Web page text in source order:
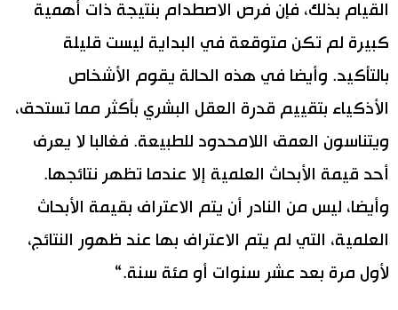
القيام بذلك، فإن فرص الاصطدام بنتيجة ذات أهمية
كبيرة لم تكن متوقعة في البداية ليست قليلة
بالتأكيد. وأيضا في هذه الحالة يقوم الأشخاص
الأذكياء بتقييم قدرة العقل البشري بأكثر مما تستحق،
ويتناسون العمق اللامحدود للطبيعة. فغالبا لا يعرف
أحد قيمة الأبحاث العلمية إلا عندما تظهر نتائجها.
وأيضا، ليس من النادر أن يتم الاعتراف بقيمة الأبحاث
العلمية، التي لم يتم الاعتراف بها عند ظهور النتائج،
لأول مرة بعد عشر سنوات أو مئة سنة.“